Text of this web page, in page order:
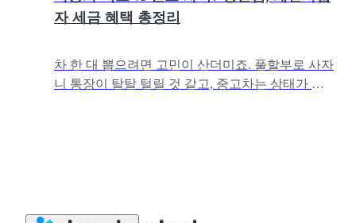
자 세금 혜택 총정리
차 한 대 뽑으려면 고민이 산더미죠. 풀할부로 사자
니 통장이 탈탈 털릴 것 같고, 중고차는 상태가 도